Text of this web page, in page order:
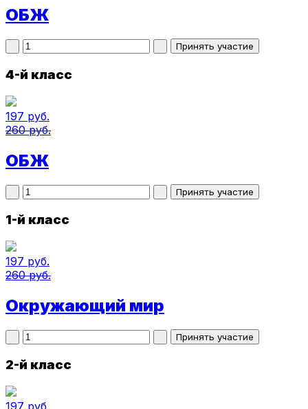
ОБЖ
4-й класс
197 руб.
260 руб.
ОБЖ
1-й класс
197 руб.
260 руб.
Окружающий мир
2-й класс